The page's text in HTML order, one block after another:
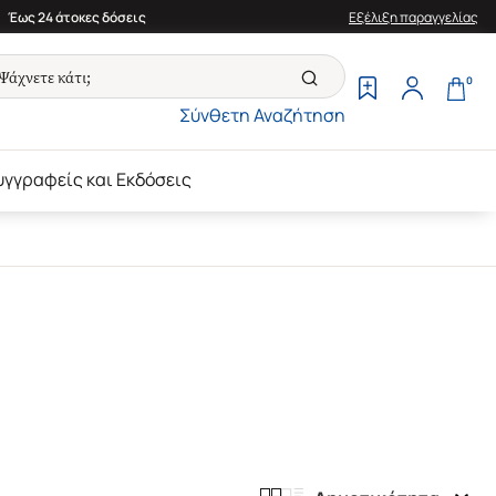
Έως 24 άτοκες δόσεις Εξέλιξη παραγγελίας
Σύνθετη Αναζήτηση
0
και Εκδόσεις